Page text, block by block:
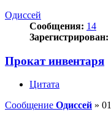
Одиссей
Сообщения: 14
Зарегистрирован:
Прокат инвентаря
Цитата
Сообщение Одиссей »